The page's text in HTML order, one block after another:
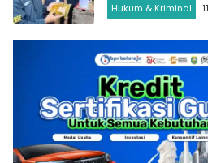
Hukum & Kriminal